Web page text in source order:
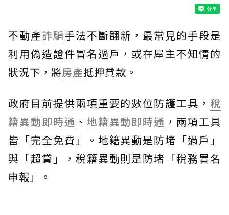
不動產詐騙手法不斷翻新，最常見的手段是
利用偽造證件冒名過戶，或在屋主不知情的
狀況下，將房產抵押貸款。
政府目前提供兩項重要的數位防護工具， 稅
籍異動即時通 、 地籍異動即時通 ，兩項工具
皆「完全免費」。地籍異動是防堵「過戶」
與「超貸」，稅籍異動則是防堵「稅務冒名
申報」。